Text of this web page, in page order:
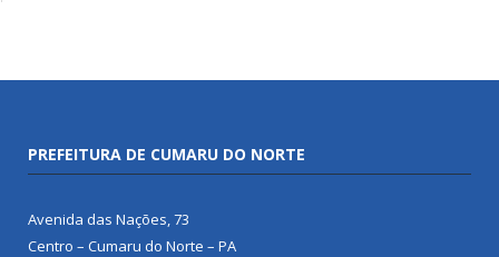
PREFEITURA DE CUMARU DO NORTE
Avenida das Nações, 73
Centro – Cumaru do Norte – PA